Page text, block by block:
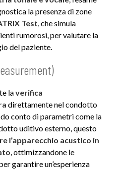
la presenza di zone
Test, che simula
rumorosi, per valutare la
del paziente.
laverifica
direttamente nel condotto
conto di parametri come la
uditivo esterno, questo
l’apparecchio acustico in
, ottimizzandone le
garantire un’esperienza